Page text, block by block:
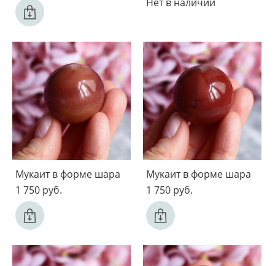
Мукаит в форме шара
1 750 pуб.
Мукаит в форме шара
1 750 pуб.